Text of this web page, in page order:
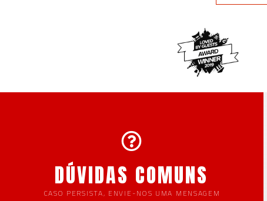
DÚVIDAS COMUNS
CASO PERSISTA, ENVIE-NOS UMA MENSAGEM